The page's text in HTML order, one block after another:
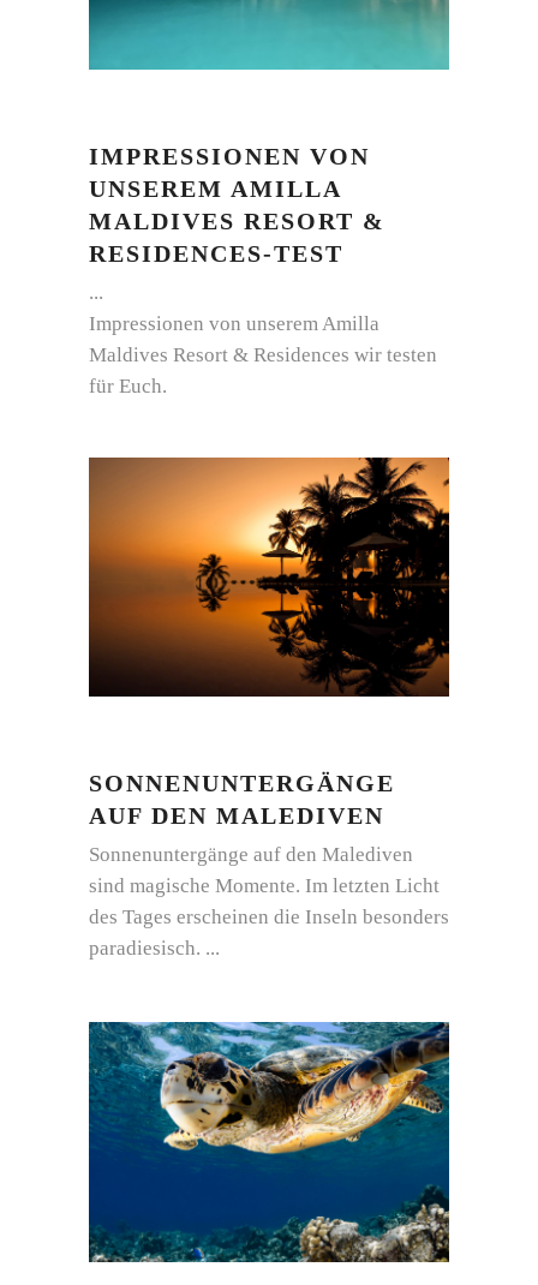
IMPRESSIONEN VON
UNSEREM AMILLA
MALDIVES RESORT &
RESIDENCES-TEST
Impressionen von unserem Amilla
Maldives Resort & Residences wir testen
für Euch.
SONNENUNTERGÄNGE
AUF DEN MALEDIVEN
Sonnenuntergänge auf den Malediven
sind magische Momente. Im letzten Licht
des Tages erscheinen die Inseln besonders
paradiesisch.